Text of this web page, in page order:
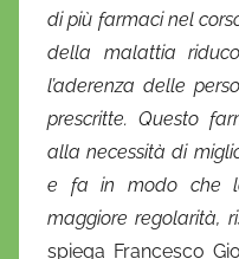
di più farmaci nel
della malattia
l’aderenza delle
prescritte. Questo
alla necessità di
e fa in modo che
maggiore regolarità,
spiega Francesco